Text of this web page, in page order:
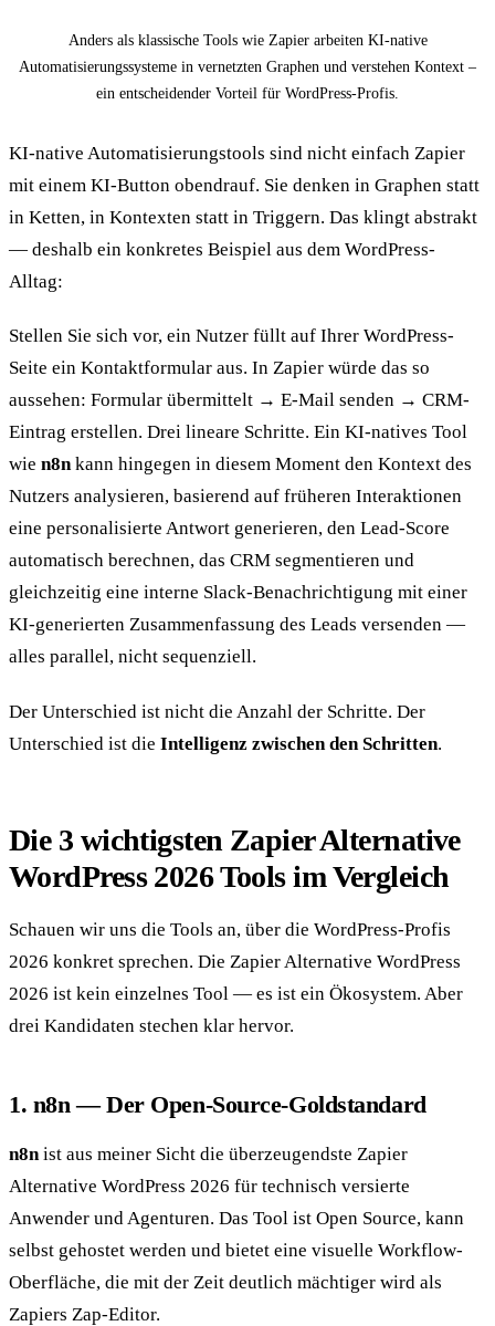
Anders als klassische Tools wie Zapier arbeiten KI-native
Automatisierungssysteme in vernetzten Graphen und verstehen Kontext –
ein entscheidender Vorteil für WordPress-Profis.
KI-native Automatisierungstools sind nicht einfach Zapier
mit einem KI-Button obendrauf. Sie denken in Graphen statt
in Ketten, in Kontexten statt in Triggern. Das klingt abstrakt
— deshalb ein konkretes Beispiel aus dem WordPress-
Alltag:
Stellen Sie sich vor, ein Nutzer füllt auf Ihrer WordPress-
Seite ein Kontaktformular aus. In Zapier würde das so
aussehen: Formular übermittelt → E-Mail senden → CRM-
Eintrag erstellen. Drei lineare Schritte. Ein KI-natives Tool
wie n8nkann hingegen in diesem Moment den Kontext des
Nutzers analysieren, basierend auf früheren Interaktionen
eine personalisierte Antwort generieren, den Lead-Score
automatisch berechnen, das CRM segmentieren und
gleichzeitig eine interne Slack-Benachrichtigung mit einer
KI-generierten Zusammenfassung des Leads versenden —
alles parallel, nicht sequenziell.
Der Unterschied ist nicht die Anzahl der Schritte. Der
Unterschied ist die Intelligenz zwischen den Schritten.
Die 3 wichtigsten Zapier Alternative
WordPress 2026 Tools im Vergleich
Schauen wir uns die Tools an, über die WordPress-Profis
2026 konkret sprechen. Die Zapier Alternative WordPress
2026 ist kein einzelnes Tool — es ist ein Ökosystem. Aber
drei Kandidaten stechen klar hervor.
1. n8n — Der Open-Source-Goldstandard
n8nist aus meiner Sicht die überzeugendste Zapier
Alternative WordPress 2026 für technisch versierte
Anwender und Agenturen. Das Tool ist Open Source, kann
selbst gehostet werden und bietet eine visuelle Workflow-
Oberfläche, die mit der Zeit deutlich mächtiger wird als
Zapiers Zap-Editor.